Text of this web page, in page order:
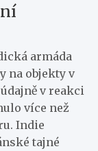
armáda
na objekty v
v reakci
více než
Indie
tajné